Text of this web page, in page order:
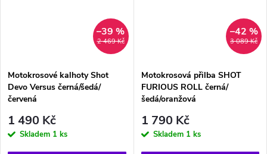
2 469 Kč
–39 %
Motokrosové kalhoty Shot
Devo Versus černá/šedá/
červená
1 490 Kč
Skladem 1 ks
3 089 Kč
–42 %
Motokrosová přilba SHOT
FURIOUS ROLL černá/
šedá/oranžová
1 790 Kč
Skladem 1 ks